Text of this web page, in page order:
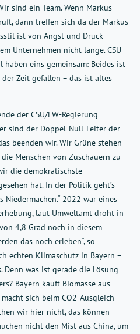
sind ein Team. Wenn Markus
dann treffen sich da der Markus
ist von Angst und Druck
Unternehmen nicht lange. CSU-
eins gemeinsam: Beides ist
Zeit gefallen – das ist altes
der CSU/FW-Regierung
sind der Doppel-Null-Leiter der
beenden wir. Wir Grüne stehen
Menschen von Zuschauern zu
die demokratischste
hat. In der Politik geht’s
Niedermachen.“ 2022 war eines
laut Umweltamt droht in
4,8 Grad noch in diesem
das noch erleben“, so
echten Klimaschutz in Bayern –
was ist gerade die Lösung
Bayern kauft Biomasse aus
sich beim CO2-Ausgleich
wir hier nicht, das können
nicht den Mist aus China, um